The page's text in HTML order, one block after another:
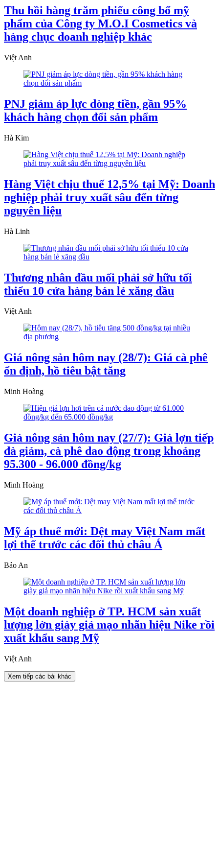
Thu hồi hàng trăm phiếu công bố mỹ
phẩm của Công ty M.O.I Cosmetics và
hàng chục doanh nghiệp khác
Việt Anh
PNJ giảm áp lực dòng tiền, gần 95%
khách hàng chọn đổi sản phẩm
Hà Kim
Hàng Việt chịu thuế 12,5% tại Mỹ: Doanh
nghiệp phải truy xuất sâu đến từng
nguyên liệu
Hà Linh
Thương nhân đầu mối phải sở hữu tối
thiểu 10 cửa hàng bán lẻ xăng dầu
Việt Anh
Giá nông sản hôm nay (28/7): Giá cà phê
ổn định, hồ tiêu bật tăng
Minh Hoàng
Giá nông sản hôm nay (27/7): Giá lợn tiếp
đà giảm, cà phê dao động trong khoảng
95.300 - 96.000 đồng/kg
Minh Hoàng
Mỹ áp thuế mới: Dệt may Việt Nam mất
lợi thế trước các đối thủ châu Á
Bảo An
Một doanh nghiệp ở TP. HCM sản xuất
lượng lớn giày giả mạo nhãn hiệu Nike rồi
xuất khẩu sang Mỹ
Việt Anh
Xem tiếp các bài khác